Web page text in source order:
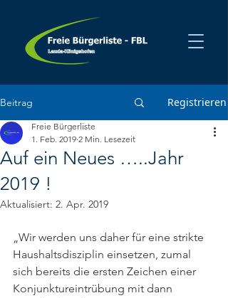
Beitrag Registrieren
Auf ein Neues …..Jahr
2019 !
Freie Bürgerliste
1. Feb. 2019 2 Min. Lesezeit
Aktualisiert: 2. Apr. 2019
„Wir werden uns daher für eine strikte
Haushaltsdisziplin einsetzen, zumal
sich bereits die ersten Zeichen einer
Konjunktureintrübung mit dann